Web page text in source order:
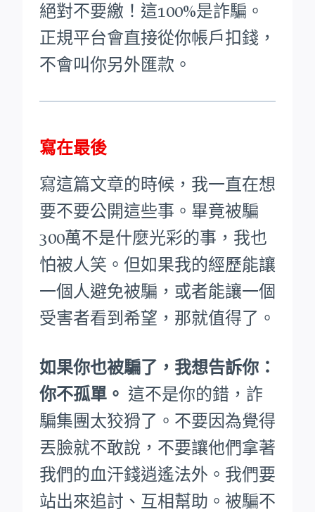
絕對不要繳！這100%是詐騙。
正規平台會直接從你帳戶扣錢，
不會叫你另外匯款。
寫在最後
寫這篇文章的時候，我一直在想
要不要公開這些事。畢竟被騙
300萬不是什麼光彩的事，我也
怕被人笑。 但如果我的經歷能讓
一個人避免被騙，或者能讓一個
受害者看到希望，那就值得了。
如果你也被騙了，我想告訴你：
你不孤單。 這不是你的錯，詐
騙集團太狡猾了。不要因為覺得
丟臉就不敢說，不要讓他們拿著
我們的血汗錢逍遙法外。 我們要
站出來追討、互相幫助。被騙不